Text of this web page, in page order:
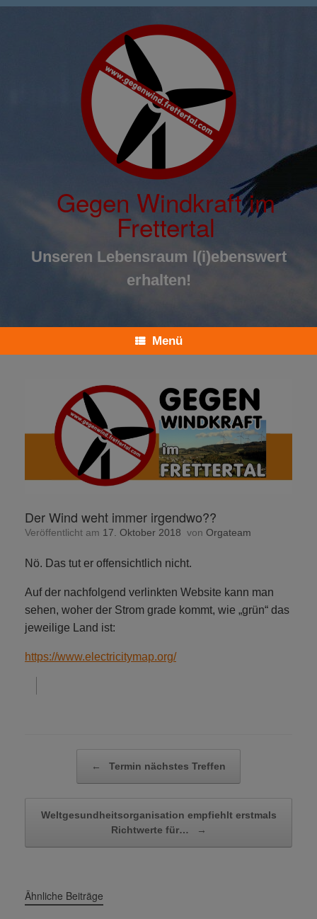
Zum
Gegen Windkraft im
Frettertal
Unseren Lebensraum l(i)ebenswert
erhalten!
Menü
Der Wind weht immer irgendwo??
Veröffentlicht am 17. Oktober 2018 von Orgateam
Nö. Das tut er offensichtlich nicht.
Auf der nachfolgend verlinkten Website kann man
sehen, woher der Strom grade kommt, wie „grün“ das
jeweilige Land ist:
https://www.electricitymap.org/
← Termin nächstes Treffen
Weltgesundheitsorganisation empfiehlt erstmals
Richtwerte für…
→
Ähnliche Beiträge